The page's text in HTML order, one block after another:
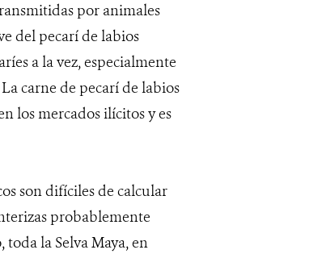
por animales
del pecarí de labios
a la vez, especialmente
carne de pecarí de labios
los mercados ilícitos y es
son difíciles de calcular
probablemente
la Selva Maya, en